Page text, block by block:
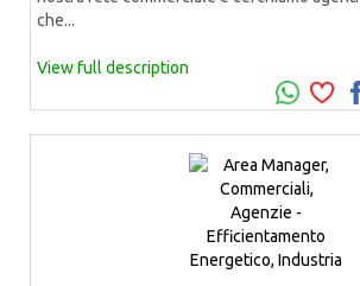
che...
View full description